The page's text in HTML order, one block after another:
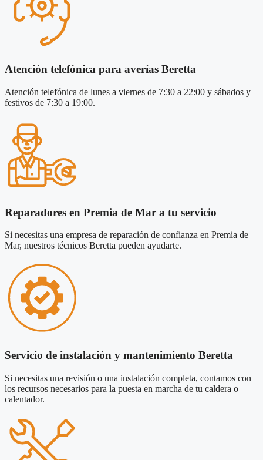
Atención telefónica para averías Beretta
Atención telefónica de lunes a viernes de 7:30 a 22:00 y sábados y
festivos de 7:30 a 19:00.
Reparadores en Premia de Mar a tu servicio
Si necesitas una empresa de reparación de confianza en Premia de
Mar, nuestros técnicos Beretta pueden ayudarte.
Servicio de instalación y mantenimiento Beretta
Si necesitas una revisión o una instalación completa, contamos con
los recursos necesarios para la puesta en marcha de tu caldera o
calentador.